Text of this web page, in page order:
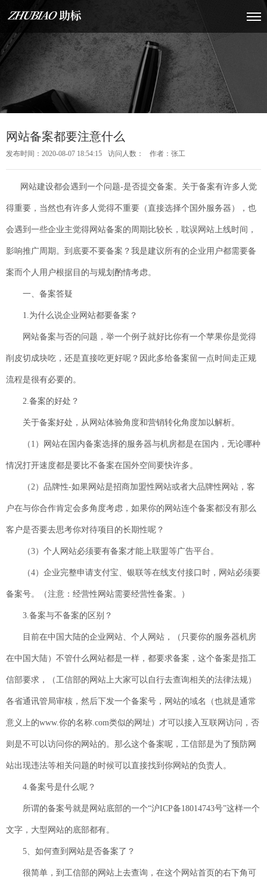
网站备案都要注意什么
发布时间：2020-08-07 18:54:15 访问人数： 作者：张工
网站建设都会遇到一个问题-是否提交备案。关于备案有许多人觉
得重要，当然也有许多人觉得不重要（直接选择个国外服务器），也
会遇到一些企业主觉得网站备案的周期比较长，耽误网站上线时间，
影响推广周期。到底要不要备案？我是建议所有的企业用户都需要备
案而个人用户根据目的与规划酌情考虑。
一、备案答疑
1.为什么说企业网站都要备案？
网站备案与否的问题，举一个例子就好比你有一个苹果你是觉得
削皮切成块吃，还是直接吃更好呢？因此多给备案留一点时间走正规
流程是很有必要的。
2.备案的好处？
关于备案好处，从网站体验角度和营销转化角度加以解析。
（1）网站在国内备案选择的服务器与机房都是在国内，无论哪种
情况打开速度都是要比不备案在国外空间要快许多。
（2）品牌性-如果网站是招商加盟性网站或者大品牌性网站，客
户在与你合作肯定会多角度考虑，如果你的网站连个备案都没有那么
客户是否要去思考你对待项目的长期性呢？
（3）个人网站必须要有备案才能上联盟等广告平台。
（4）企业完整申请支付宝、银联等在线支付接口时，网站必须要
备案号。（注意：经营性网站需要经营性备案。）
3.备案与不备案的区别？
目前在中国大陆的企业网站、个人网站，（只要你的服务器机房
在中国大陆）不管什么网站都是一样，都要求备案，这个备案是指工
信部要求，（工信部的网站上大家可以自行去查询相关的法律法规）
各省通讯管局审核，然后下发一个备案号，网站的域名（也就是通常
意义上的www.你的名称.com类似的网址）才可以接入互联网访问，否
则是不可以访问你的网站的。那么这个备案呢，工信部是为了预防网
站出现违法等相关问题的时候可以直接找到你网站的负责人。
4.备案号是什么呢？
所谓的备案号就是网站底部的一个“沪ICP备18014743号”这样一个
文字，大型网站的底部都有。
5、如何查到网站是否备案了？
很简单，到工信部的网站上去查询，在这个网站首页的右下角可